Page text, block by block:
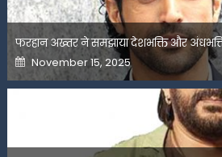
फरहान अख्तर ने समझाया देशभक्ति और
Posted
on
November 15, 2025